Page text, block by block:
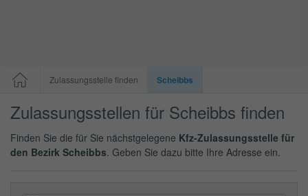
Zulassungsstelle finden Scheibbs
Zulassungsstellen für Scheibbs finden
Finden Sie die für Sie nächstgelegene Kfz-Zulassungsstelle für
den Bezirk Scheibbs. Geben Sie dazu bitte Ihre Adresse ein.